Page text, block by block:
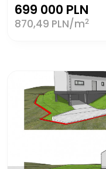
699 000 PLN
870,49 PLN/m2